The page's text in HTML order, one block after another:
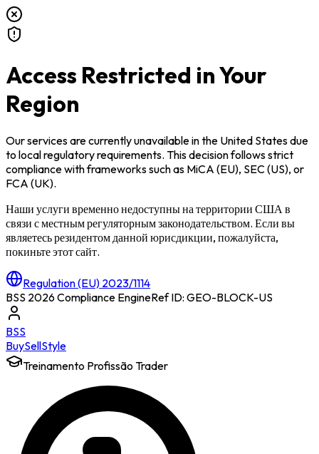
Access Restricted in Your
Region
Our services are currently unavailable inthe United Statesdue
to local regulatory requirements. This decision follows strict
compliance with frameworks such as MiCA (EU), SEC (US), or
FCA (UK).
Наши услуги временно недоступны на территории США в
связи с местным регуляторным законодательством. Если вы
являетесь резидентом данной юрисдикции, пожалуйста,
покиньте этот сайт.
Regulation (EU) 2023/1114
BSS 2026 Compliance EngineRef ID: GEO-BLOCK-US
BSS
BuySellStyle
Treinamento Profissão Trader